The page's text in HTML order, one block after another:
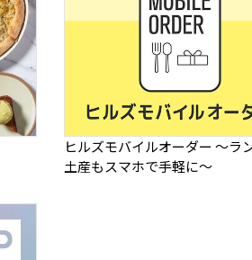
ヒルズモバイルオーダー ～ラ
土産もスマホで手軽に～